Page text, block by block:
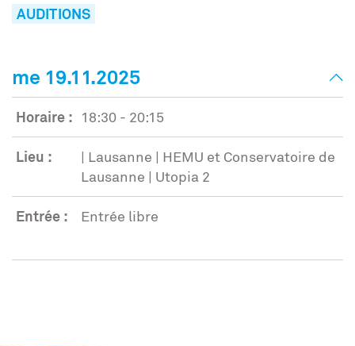
AUDITIONS
me 19.11.2025
Horaire : 18:30 - 20:15
Lieu :
| Lausanne | HEMU et Conservatoire de
Lausanne | Utopia 2
Entrée : Entrée libre